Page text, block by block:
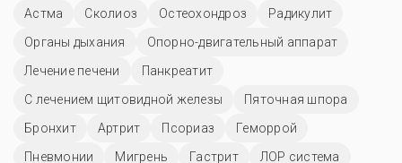
Астма
Сколиоз Остеохондроз
Радикулит
Органы дыхания
Опорно-двигательный аппарат
Лечение печени
Панкреатит
С лечением щитовидной железы
Пяточная шпора
Бронхит
Артрит Псориаз
Геморрой
Пневмонии
Мигрень Гастрит
ЛОР система